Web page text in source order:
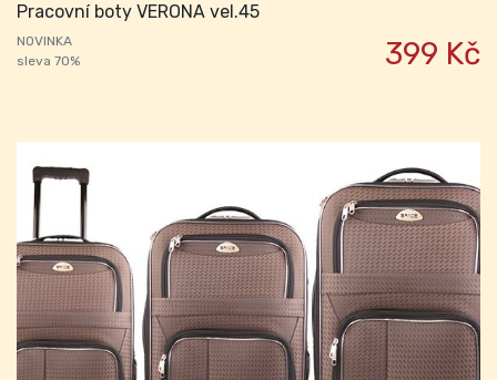
Pracovní boty VERONA vel.45
NOVINKA
sleva 70%
399 Kč